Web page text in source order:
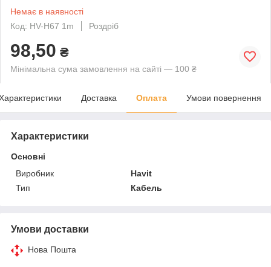
Немає в наявності
Код: HV-H67 1m
Роздріб
98,50 ₴
Мінімальна сума замовлення на сайті — 100 ₴
Доставка Оплата Умови повернення
Характеристики
Основні
Виробник
Havit
Тип
Кабель
Умови доставки
Нова Пошта